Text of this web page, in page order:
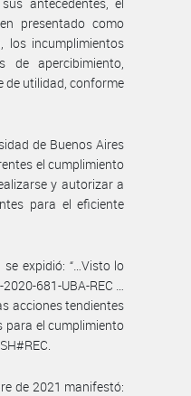
presentado como
los incumplimientos
de apercibimiento,
de utilidad, conforme
de Buenos Aires
el cumplimiento
y autorizar a
para el eficiente
expidió: “…Visto lo
681-UBA-REC …
acciones tendientes
para el cumplimiento
de 2021 manifestó: